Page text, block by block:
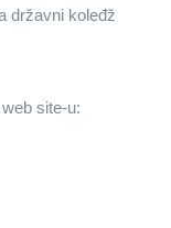
državni koleđž
site-u: